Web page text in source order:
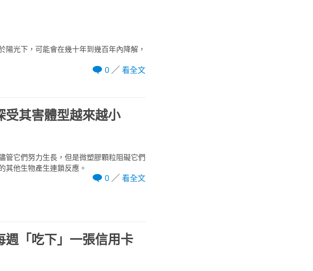
光下，可能會在幾十年到幾百年內降解，
0
看全文
受其害體型越來越小
管它們努力生長，但是微塑膠顆粒阻礙它們
其他生物產生連鎖反應。
0
看全文
週「吃下」一張信用卡